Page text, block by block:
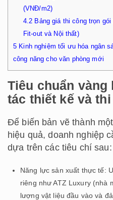
(VNĐ/m2)
4.2 Bảng giá thi công trọn gói
Fit-out và Nội thất)
5 Kinh nghiệm tối ưu hóa ngân
công năng cho văn phòng mới
Tiêu chuẩn
tác thiết kế và
Để biến bản vẽ thành
hiệu quả, doanh nghiệp
dựa trên các tiêu chí sau:
Năng lực sản xuất thực tế:
riêng như ATZ Luxury (nhà
lượng vật liệu đầu vào và